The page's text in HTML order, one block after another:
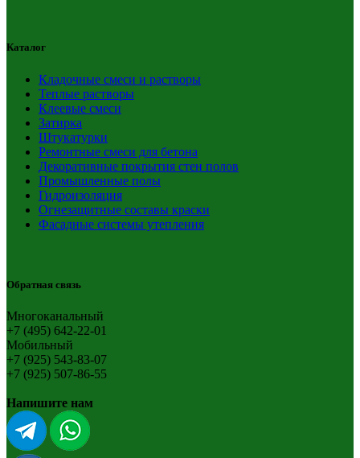
Каталог
Кладочные смеси и растворы
Теплые растворы
Клеевые смеси
Затирка
Штукатурки
Ремонтные смеси для бетона
Декоративные покрытия стен полов
Промышленные полы
Гидроизоляция
Огнезащитные составы краски
Фасадные системы утепления
Обратная связь
Многоканальный
+7 (495) 642-22-01
Мобильный
+7 (925) 543-83-07
+7 (925) 507-86-55
Напишите нам